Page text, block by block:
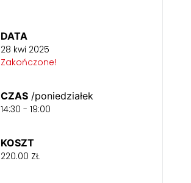
DATA
28 kwi 2025
Zakończone!
CZAS /poniedziałek
14:30 - 19:00
KOSZT
220.00 ZŁ